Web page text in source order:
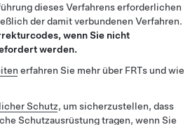
dieses Verfahrens erforderlichen
der damit verbundenen Verfahren.
wenn Sie nicht
werden.
erfahren Sie mehr über FRTs und wie
Schutz, um sicherzustellen, dass
Schutzausrüstung tragen, wenn Sie